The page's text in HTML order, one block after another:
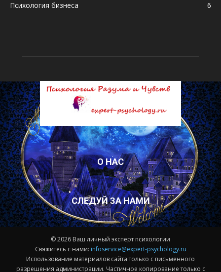
Психология бизнеса
6
О НАС
СЛЕДУЙ ЗА НАМИ
© 2026 Ваш личный эксперт психологии
Свяжитесь с нами: infoservice@expert-psychology.ru
Использование материалов сайта только с письменного
разрешения администрации. Частичное копирование только с